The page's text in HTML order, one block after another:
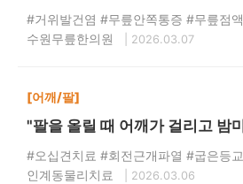
#거위발건염 #무릎안쪽통증 #무릎점
수원무릎한의원
| 2026.03.07
[어깨/팔]
"팔을 올릴 때 어깨가 걸리고 밤
#오십견치료 #회전근개파열 #굽은등
인계동물리치료
| 2026.03.06